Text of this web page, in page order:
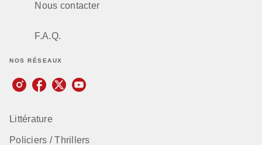
Nous contacter
F.A.Q.
NOS RÉSEAUX
Littérature
Policiers / Thrillers